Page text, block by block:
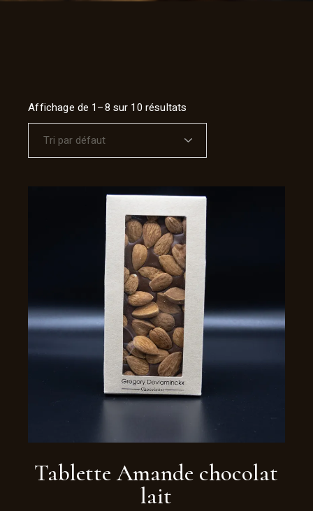
Affichage de 1–8 sur 10 résultats
Tablette Amande chocolat
lait